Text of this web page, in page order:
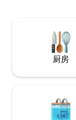
（0736 AEE1
厨房